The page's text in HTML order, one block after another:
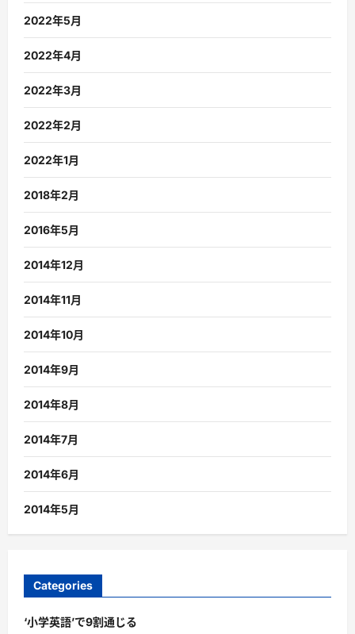
2022年5月
2022年4月
2022年3月
2022年2月
2022年1月
2018年2月
2016年5月
2014年12月
2014年11月
2014年10月
2014年9月
2014年8月
2014年7月
2014年6月
2014年5月
Categories
‘小学英語’で9割通じる